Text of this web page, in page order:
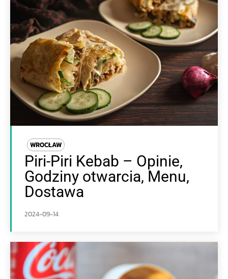
WROCŁAW
Piri-Piri Kebab – Opinie,
Godziny otwarcia, Menu,
Dostawa
2024-09-14